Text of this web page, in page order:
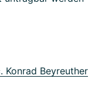
Beyreuther